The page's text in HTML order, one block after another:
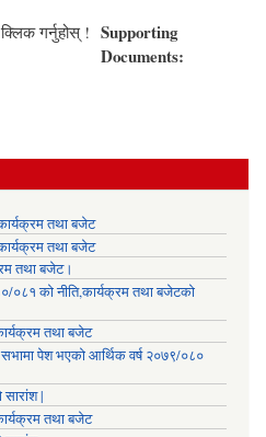
गर्नुहोस् ! Supporting
Documents:
तथा बजेट
तथा बजेट
तथा बजेट।
०८१ को नीति,कार्यक्रम तथा बजेटको
तथा बजेट
पेश भएको आर्थिक वर्ष २०७९/०८०
|
तथा बजेट